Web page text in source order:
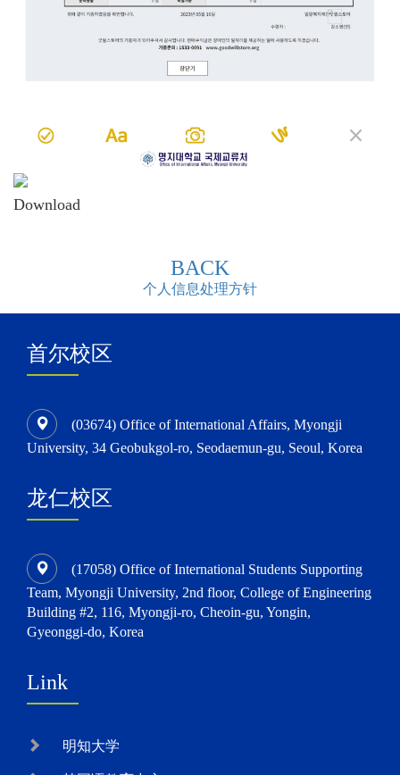
Download
BACK
个人信息处理方针
首尔校区
(03674) Office of International Affairs, Myongji
University, 34 Geobukgol-ro, Seodaemun-gu, Seoul, Korea
龙仁校区
(17058) Office of International Students Supporting
Team, Myongji University, 2nd floor, College of Engineering
Building #2, 116, Myongji-ro, Cheoin-gu, Yongin,
Gyeonggi-do, Korea
Link
明知大学